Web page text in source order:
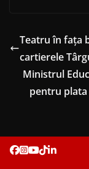
Teatru în fața
cartierele
Ministrul
pentru